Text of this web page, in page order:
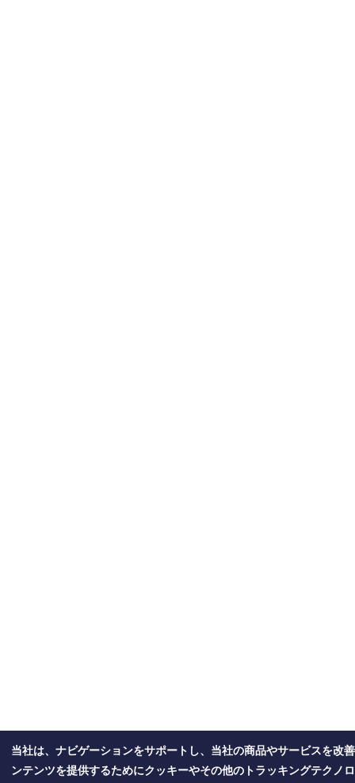
当社は、ナビゲーションをサポートし、当社の商品やサービスを改
ンテンツを提供するためにクッキーやその他のトラッキングテクノ